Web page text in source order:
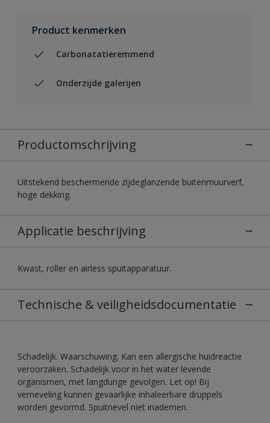
Product kenmerken
Carbonatatieremmend
Onderzijde galerijen
Productomschrijving
Uitstekend beschermende zijdeglanzende buitenmuurverf,
hoge dekking.
Applicatie beschrijving
Kwast, roller en airless spuitapparatuur.
Technische & veiligheidsdocumentatie
Schadelijk. Waarschuwing. Kan een allergische huidreactie
veroorzaken. Schadelijk voor in het water levende
organismen, met langdurige gevolgen. Let op! Bij
verneveling kunnen gevaarlijke inhaleerbare druppels
worden gevormd. Spuitnevel niet inademen.